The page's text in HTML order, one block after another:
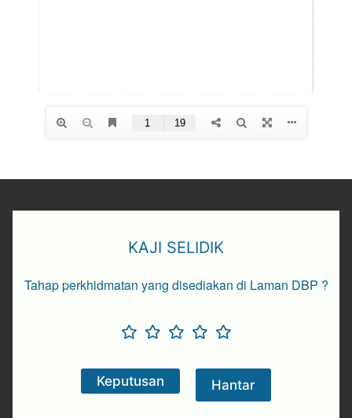
KAJI SELIDIK
Tahap perkhidmatan yang disediakan di Laman DBP ?